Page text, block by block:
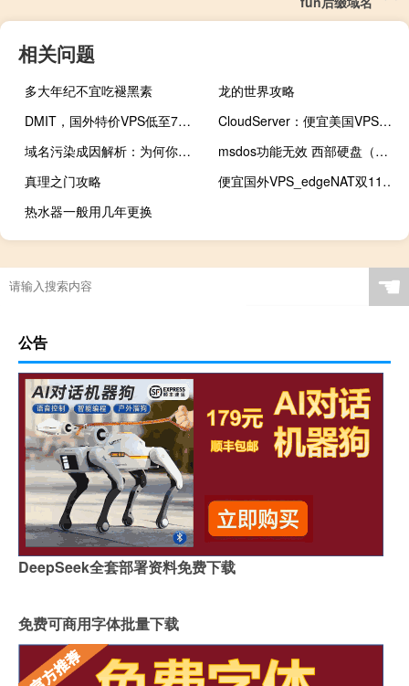
相关问题
多大年纪不宜吃褪黑素
龙的世界攻略
DMIT，国外特价VPS低至7折@新年优惠，美国洛杉矶CN2 GIA/买一送一，最高10Gbps超大带宽/流量加量不加价
CloudServer：便宜美国VPS，低至$10/年，1Gbps带宽，1G内存/1核/20GSSD/1T流量，有授权Windows
域名污染成因解析：为何你的网站突然”失联”？
msdos功能无效 西部硬盘（ms dos功能无效）
真理之门攻略
便宜国外VPS_edgeNAT双11韩国CN2、香港CN2、美国4873线路VPS全场6折360元/年起
热水器一般用几年更换
☚
公告
DeepSeek全套部署资料免费下载
免费可商用字体批量下载